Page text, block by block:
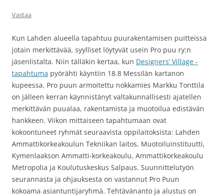
Vastaa
Kun Lahden alueella tapahtuu puurakentamisen puitteissa
jotain merkittävää, syylliset löytyvät usein Pro puu ry:n
jäsenlistalta. Niin tälläkin kertaa, kun Designers’ Village -
tapahtuma pyörähti käyntiin 18.8 Messilän kartanon
kupeessa. Pro puun armoitettu nokkamies Markku Tonttila
on jälleen kerran käynnistänyt valtakunnallisesti ajatellen
merkittävän puualaa, rakentamista ja muotoilua edistävän
hankkeen. Viikon mittaiseen tapahtumaan ovat
kokoontuneet ryhmät seuraavista oppilaitoksista: Lahden
Ammattikorkeakoulun Tekniikan laitos, Muotoiluinstituutti,
Kymenlaakson Ammatti-korkeakoulu, Ammattikorkeakoulu
Metropolia ja Koulutuskeskus Salpaus. Suunnittelutyön
seurannasta ja ohjauksesta on vastannut Pro Puun
kokoama asiantuntijaryhmä. Tehtävänanto ja alustus on